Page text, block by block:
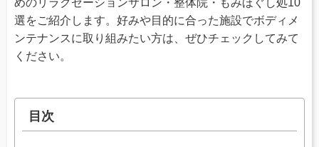
めのリラクゼーションサロン・整体院・もみほぐし処10
選をご紹介します。好みや目的に合った施設でボディメ
ンテナンスに取り組みたい方は、ぜひチェックしてみて
ください。
目次